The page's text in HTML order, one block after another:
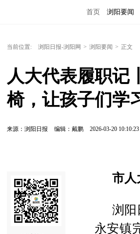
首页 浏阳要闻
当前位置: 浏阳日报-浏阳网 > 浏阳要闻 > 正文
人大代表履职记
椅，让孩子们学
来源：浏阳日报 编辑：戴鹏 2026-03-20 10:10:23
市人
浏阳
永安镇